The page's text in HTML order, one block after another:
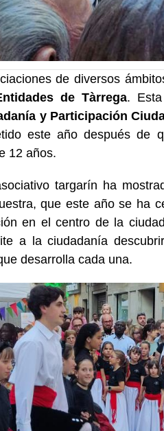
de diversos
de Tàrrega.
y Participación
este año después de
12 años.
targarín ha
que este año se ha
en el centro de la
a la ciudadanía
desarrolla cada una.